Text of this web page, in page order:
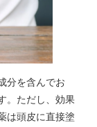
分を含んでお
。ただし、効果
は頭皮に直接塗